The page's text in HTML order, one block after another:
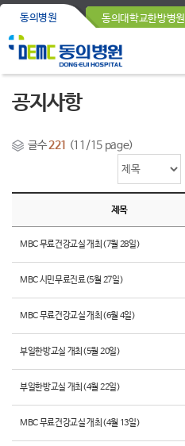
동의병원 동의대학교한방병원
공지사항
글수221 (11/15 page)
제목
MBC 무료건강교실 개최(7월 28일)
MBC 시민무료진료(5월 27일)
MBC 무료건강교실 개최(6월 4일)
부일한방교실 개최(5월 20일)
부일한방교실 개최(4월 22일)
MBC 무료건강교실 개최(4월 13일)